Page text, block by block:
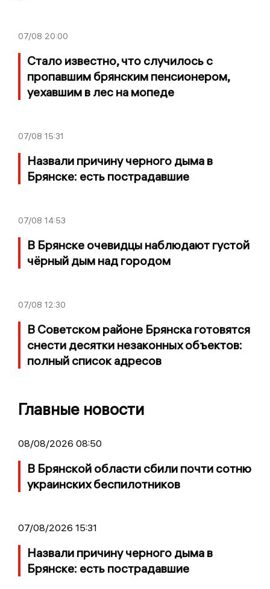
07/08 20:00
Стало известно, что случилось с
пропавшим брянским пенсионером,
уехавшим в лес на мопеде
07/08 15:31
Назвали причину черного дыма в
Брянске: есть пострадавшие
07/08 14:53
В Брянске очевидцы наблюдают густой
чёрный дым над городом
07/08 12:30
В Советском районе Брянска готовятся
снести десятки незаконных объектов:
полный список адресов
Главные новости
08/08/2026 08:50
В Брянской области сбили почти сотню
украинских беспилотников
07/08/2026 15:31
Назвали причину черного дыма в
Брянске: есть пострадавшие